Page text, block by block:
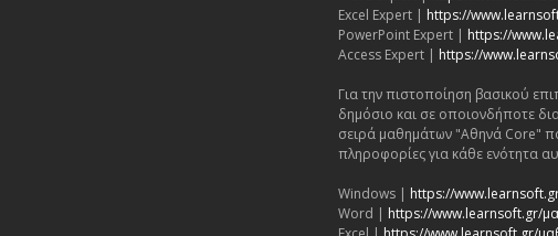
Excel Expert | https://
PowerPoint Expert | https://
Access Expert | https://
Για την πιστοποίηση βασικού
δημόσιο και σε οποιονδήποτε
σειρά μαθημάτων "Αθηνά Core"
πληροφορίες για κάθε ενότητα
Windows | https://
Word | https://www.learnsoft.gr/